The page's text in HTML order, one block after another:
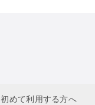
初めて利用する方へ